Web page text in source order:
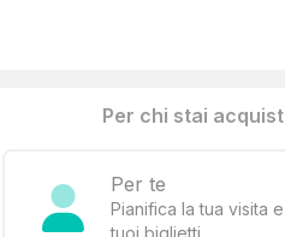
Per chi stai
Per te
Pianifica la tua visita
tuoi biglietti.